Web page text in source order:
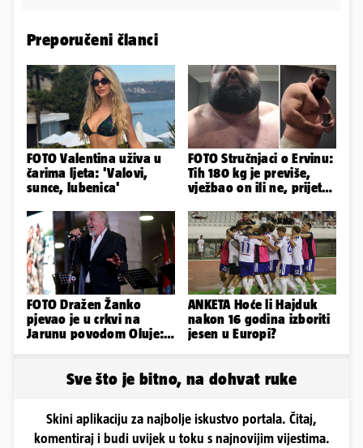
Preporučeni članci
FOTO Valentina uživa u
čarima ljeta: 'Valovi,
sunce, lubenica'
FOTO Stručnjaci o Ervinu:
Tih 180 kg je previše,
vježbao on ili ne, prijete
FOTO Dražen Žanko
pjevao je u crkvi na
Jarunu povodom Oluje:
ANKETA Hoće li Hajduk
nakon 16 godina izboriti
jesen u Europi?
Sve što je bitno, na dohvat ruke
Skini aplikaciju za najbolje iskustvo portala. Čitaj,
komentiraj i budi uvijek u toku s najnovijim vijestima.